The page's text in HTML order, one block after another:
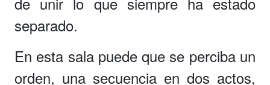
separado.
En esta sala puede que se perciba un
orden, una secuencia en dos actos,